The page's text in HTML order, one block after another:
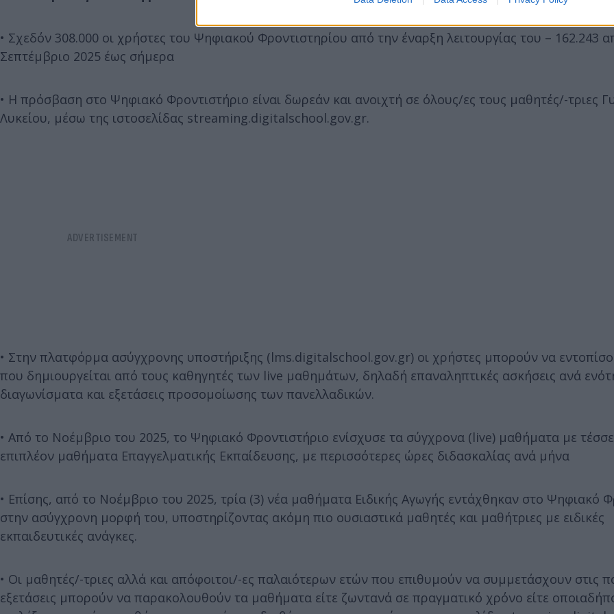
• Σχεδόν 308.000 οι χρήστες του Ψηφιακού Φροντιστηρίου από την έναρξη λειτουργίας του – 162.243
Σεπτέμβριο 2025 έως σήμερα
• Η πρόσβαση στο Ψηφιακό Φροντιστήριο είναι δωρεάν και ανοιχτή σε όλους/ες τους μαθητές/-τριες
Λυκείου, μέσω της ιστοσελίδας streaming.digitalschool.gov.gr.
• Στην πλατφόρμα ασύγχρονης υποστήριξης (lms.digitalschool.gov.gr) οι χρήστες μπορούν να
που δημιουργείται από τους καθηγητές των live μαθημάτων, δηλαδή επαναληπτικές ασκήσεις ανά
διαγωνίσματα και εξετάσεις προσομοίωσης των πανελλαδικών.
• Από το Νοέμβριο του 2025, το Ψηφιακό Φροντιστήριο ενίσχυσε τα σύγχρονα (live) μαθήματα με
επιπλέον μαθήματα Επαγγελματικής Εκπαίδευσης, με περισσότερες ώρες διδασκαλίας ανά μήνα
• Επίσης, από το Νοέμβριο του 2025, τρία (3) νέα μαθήματα Ειδικής Αγωγής εντάχθηκαν στο Ψηφιακό
στην ασύγχρονη μορφή του, υποστηρίζοντας ακόμη πιο ουσιαστικά μαθητές και μαθήτριες με ειδικές
εκπαιδευτικές ανάγκες.
• Οι μαθητές/-τριες αλλά και απόφοιτοι/-ες παλαιότερων ετών που επιθυμούν να συμμετάσχουν στις
εξετάσεις μπορούν να παρακολουθούν τα μαθήματα είτε ζωντανά σε πραγματικό χρόνο είτε